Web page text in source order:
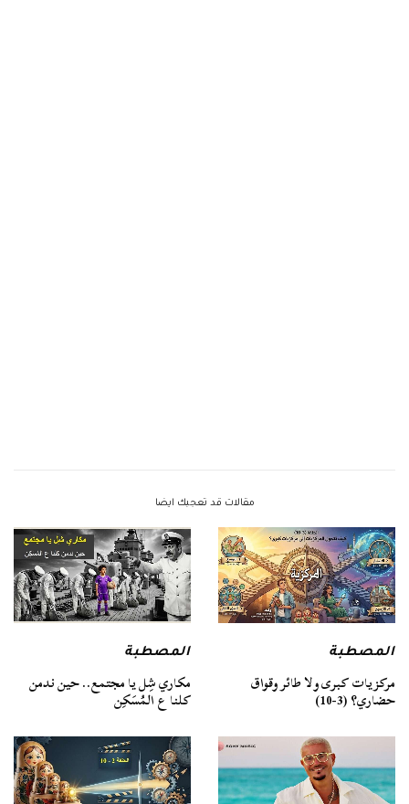
مقالات قد تعجبك ايضا
المصطبة
مركزيات كبرى ولا طائر وقواق
حضاري؟ (3-10)
المصطبة
مكاري شِل يا مجتمع.. حين ندمن
كلنا ع المُسَكِن